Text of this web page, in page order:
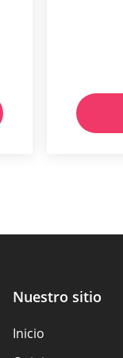
Nuestro sitio
Inicio